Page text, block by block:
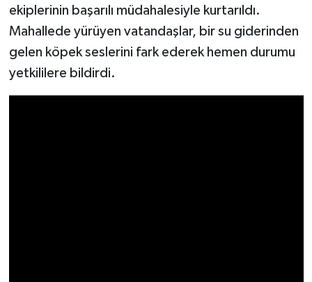
ekiplerinin başarılı müdahalesiyle kurtarıldı.
Mahallede yürüyen vatandaşlar, bir su giderinden
gelen köpek seslerini fark ederek hemen durumu
yetkililere bildirdi.
MEDYA